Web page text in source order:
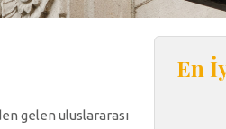
En
gelen uluslararası